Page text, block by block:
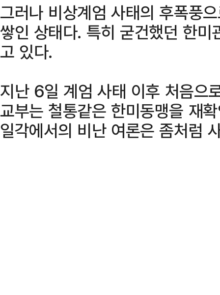
그러나 비상계엄 사태의 후폭풍
쌓인 상태다. 특히 굳건했던 한
고 있다.
지난 6일 계엄 사태 이후 처음으
교부는 철통같은 한미동맹을 재
일각에서의 비난 여론은 좀처럼